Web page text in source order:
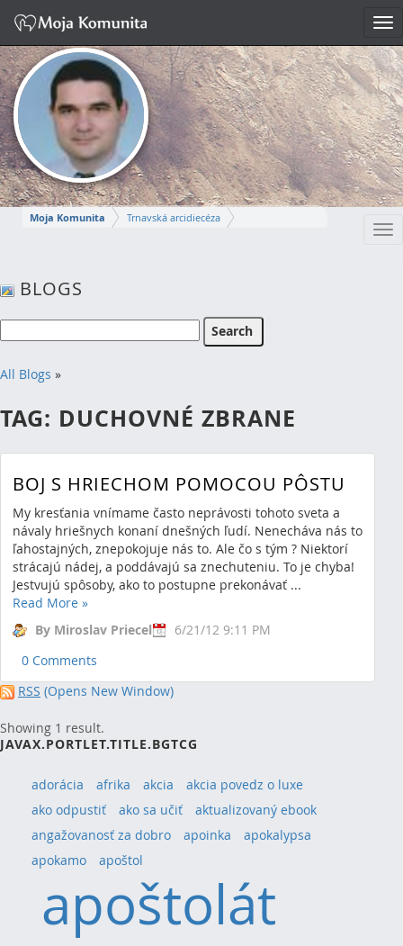
Moja Komunita
Trnavská arcidiecéza
MIROSLAV
BLOGS
All Blogs »
TAG: DUCHOVNÉ ZBRANE
BOJ S HRIECHOM POMOCOU PÔSTU
My kresťania vnímame často neprávosti tohoto sveta a
návaly hriešnych konaní dnešných ľudí. Nenecháva nás to
ľahostajných, znepokojuje nás to. Ale čo s tým ? Niektorí
strácajú nádej, a poddávajú sa znechuteniu. To je chyba!
Jestvujú spôsoby, ako to postupne prekonávať ...
Read More »
By Miroslav Priecel
6/21/12 9:11 PM
0 Comments
RSS (Opens New Window)
Showing 1 result.
JAVAX.PORTLET.TITLE.BGTCG
adorácia afrika akcia
akcia povedz o luxe
ako odpustiť
ako sa učiť
aktualizovaný ebook
angažovanosť za dobro
apoinka
apokalypsa
apokamo
apoštol
apoštolát